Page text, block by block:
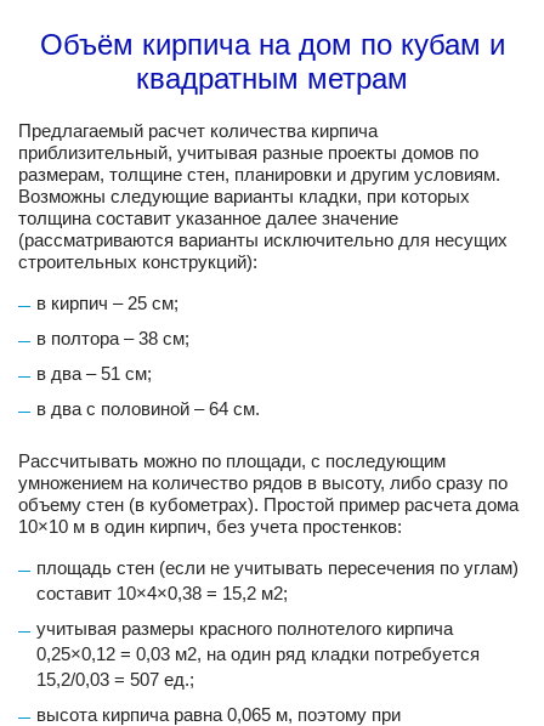
Объём кирпича на дом по кубам и
квадратным метрам
Предлагаемый расчет количества кирпича
приблизительный, учитывая разные проекты домов по
размерам, толщине стен, планировки и другим условиям.
Возможны следующие варианты кладки, при которых
толщина составит указанное далее значение
(рассматриваются варианты исключительно для несущих
строительных конструкций):
в кирпич – 25 см;
в полтора – 38 см;
в два – 51 см;
в два с половиной – 64 см.
Рассчитывать можно по площади, с последующим
умножением на количество рядов в высоту, либо сразу по
объему стен (в кубометрах). Простой пример расчета дома
10×10 м в один кирпич, без учета простенков:
площадь стен (если не учитывать пересечения по углам)
составит 10×4×0,38 = 15,2 м2;
учитывая размеры красного полнотелого кирпича
0,25×0,12 = 0,03 м2, на один ряд кладки потребуется
15,2/0,03 = 507 ед.;
высота кирпича равна 0,065 м, поэтому при